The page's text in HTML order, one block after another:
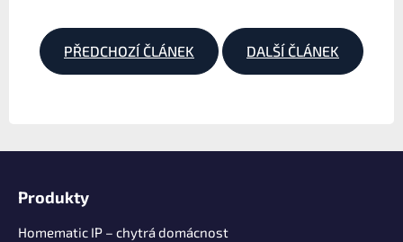
PŘEDCHOZÍ ČLÁNEK DALŠÍ ČLÁNEK
Produkty
Homematic IP – chytrá domácnost